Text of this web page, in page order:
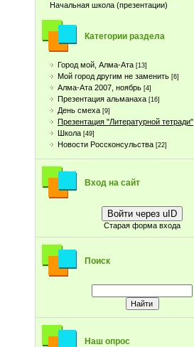
Начальная школа (презентации)
Категории раздела
Город мой, Алма-Ата [13]
Мой город другим не заменить [6]
Алма-Ата 2007, ноябрь [4]
Презентация альманаха [16]
День смеха [9]
Презентация "Литературной тетради"
Школа [49]
Новости Россконсульства [22]
Вход на сайт
Войти через uID
Старая форма входа
Поиск
Наш опрос